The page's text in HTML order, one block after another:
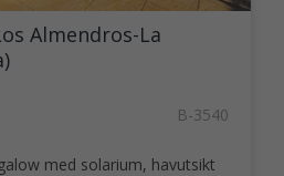
Almendros-La
B-3540
med solarium, havutsikt